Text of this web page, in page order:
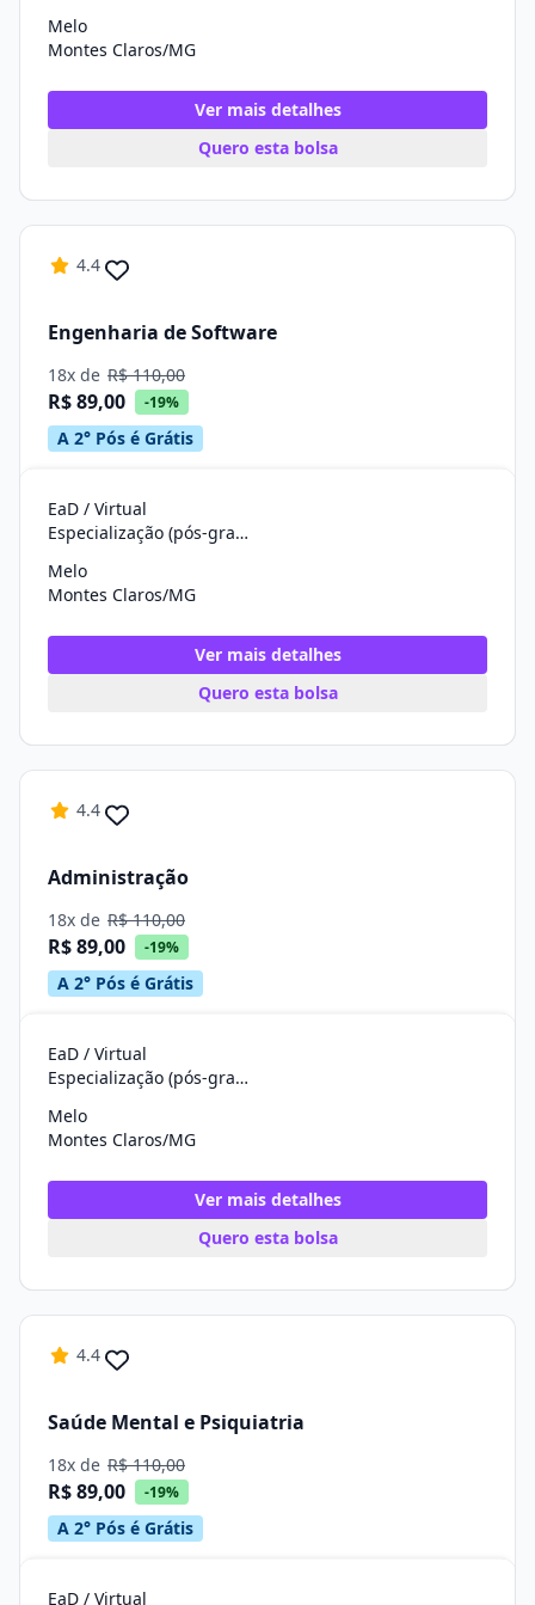
Melo
Montes Claros/MG
Ver mais detalhes
Quero esta bolsa
4.4
Engenharia de Software
18x de R$ 110,00
R$ 89,00 -19%
A 2° Pós é Grátis
EaD / Virtual
Especialização (pós-graduação)
Melo
Montes Claros/MG
Ver mais detalhes
Quero esta bolsa
4.4
Administração
18x de R$ 110,00
R$ 89,00 -19%
A 2° Pós é Grátis
EaD / Virtual
Especialização (pós-graduação)
Melo
Montes Claros/MG
Ver mais detalhes
Quero esta bolsa
4.4
Saúde Mental e Psiquiatria
18x de R$ 110,00
R$ 89,00 -19%
A 2° Pós é Grátis
EaD / Virtual